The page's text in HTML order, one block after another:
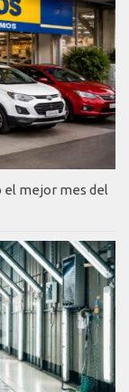
el mejor mes del